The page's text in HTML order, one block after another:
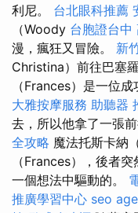
利尼。 台北眼科推薦
（Woody 台胞證台中
漫，瘋狂又冒險。 新
Christina）前往巴塞
（Frances）是一位
大雅按摩服務 助聽器
去，所以他拿了一張
全攻略 魔法托斯卡納
（Frances），後者
一個想法中驅動的。
推廣學習中心 seo